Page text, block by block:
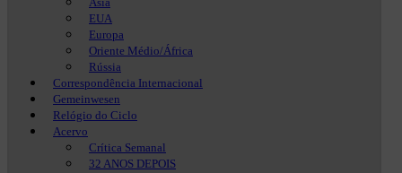
EUA
Europa
Oriente Médio/África
Rússia
Correspondência Internacional
Gemeinwesen
Relógio do Ciclo
Acervo
Crítica Semanal
32 ANOS DEPOIS